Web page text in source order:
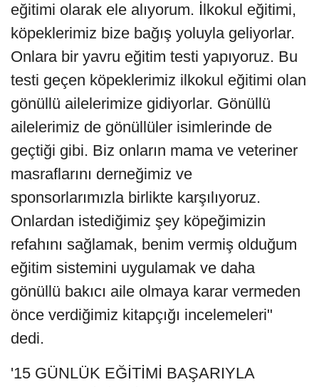
eğitimi olarak ele alıyorum. İlkokul eğitimi,
köpeklerimiz bize bağış yoluyla geliyorlar.
Onlara bir yavru eğitim testi yapıyoruz. Bu
testi geçen köpeklerimiz ilkokul eğitimi olan
gönüllü ailelerimize gidiyorlar. Gönüllü
ailelerimiz de gönüllüler isimlerinde de
geçtiği gibi. Biz onların mama ve veteriner
masraflarını derneğimiz ve
sponsorlarımızla birlikte karşılıyoruz.
Onlardan istediğimiz şey köpeğimizin
refahını sağlamak, benim vermiş olduğum
eğitim sistemini uygulamak ve daha
gönüllü bakıcı aile olmaya karar vermeden
önce verdiğimiz kitapçığı incelemeleri"
dedi.
'15 GÜNLÜK EĞİTİMİ BAŞARIYLA